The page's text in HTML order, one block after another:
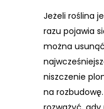
Jeżeli roślina
razu pojawia
można
niszczenie
na